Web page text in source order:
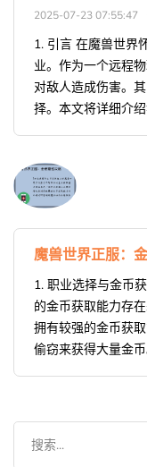
2025-07-23 07:55:47
1. 引言 在魔兽世界
业。作为一个远程
对敌人造成伤害。
择。本文将详细介
魔兽世界正服：
1. 职业选择与金币
的金币获取能力存
拥有较强的金币获
偷窃来获得大量金
搜索...